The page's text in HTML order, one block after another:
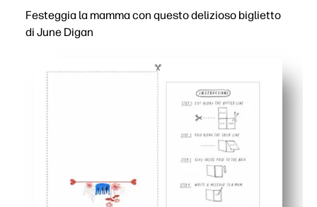
Festeggia la mamma con questo delizioso biglietto
di June Digan
Stampa, piega e firma in pochi minuti: perfetto per le
Le splendide opere d'arte ad acquerello offrono un
Interno vuoto in modo da poter personalizzare il tuo
Formato per lettere statunitensi o A4, facile da